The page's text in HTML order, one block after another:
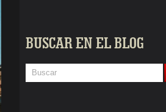
BUSCAR EN EL BLOG